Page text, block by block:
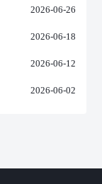
2026-06-26
2026-06-18
2026-06-12
2026-06-02